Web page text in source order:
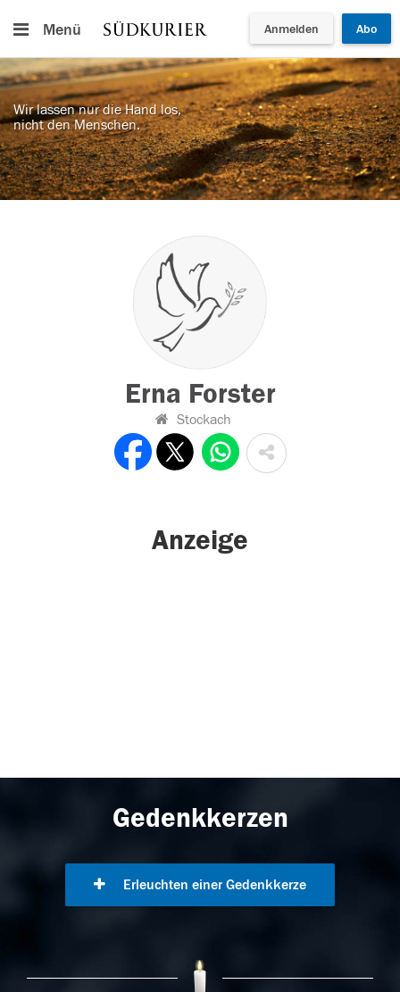
Menü Anmelden Abo
Wir lassen nur die Hand los,
nicht den Menschen.
Erna Forster
Stockach
Anzeige
Gedenkkerzen
Erleuchten einer Gedenkkerze